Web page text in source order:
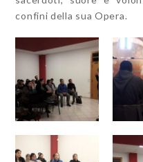
confini della sua Opera.